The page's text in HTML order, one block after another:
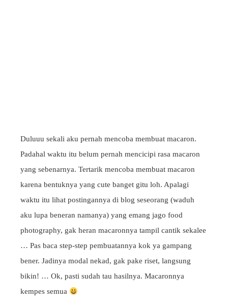
Duluuu sekali aku pernah mencoba membuat macaron.
Padahal waktu itu belum pernah mencicipi rasa macaron
yang sebenarnya. Tertarik mencoba membuat macaron
karena bentuknya yang cute banget gitu loh. Apalagi
waktu itu lihat postingannya di blog seseorang (waduh
aku lupa beneran namanya) yang emang jago food
photography, gak heran macaronnya tampil cantik sekalee
… Pas baca step-step pembuatannya kok ya gampang
bener. Jadinya modal nekad, gak pake riset, langsung
bikin! … Ok, pasti sudah tau hasilnya. Macaronnya
kempes semua